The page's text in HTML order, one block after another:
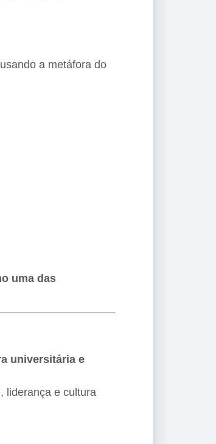
a metáfora do
uma das
universitária e
liderança e cultura